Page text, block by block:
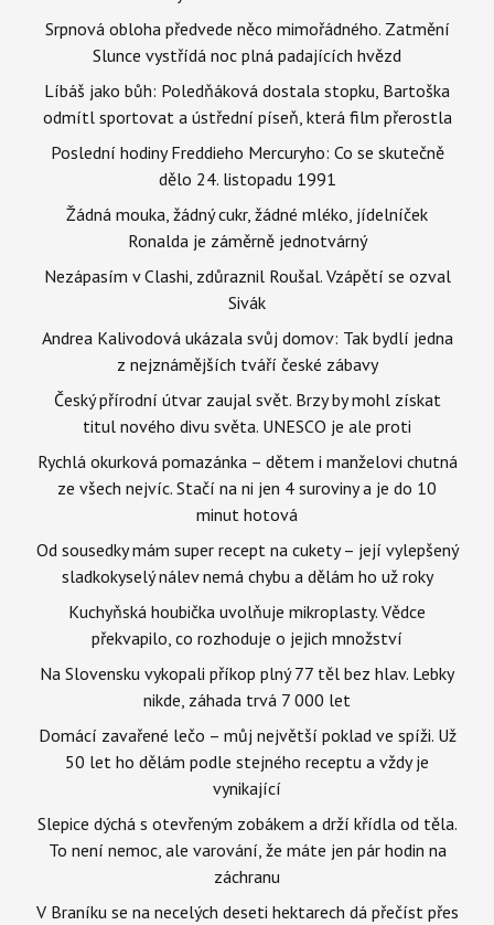
Srpnová obloha předvede něco mimořádného. Zatmění
Slunce vystřídá noc plná padajících hvězd
Líbáš jako bůh: Poledňáková dostala stopku, Bartoška
odmítl sportovat a ústřední píseň, která film přerostla
Poslední hodiny Freddieho Mercuryho: Co se skutečně
dělo 24. listopadu 1991
Žádná mouka, žádný cukr, žádné mléko, jídelníček
Ronalda je záměrně jednotvárný
Nezápasím v Clashi, zdůraznil Roušal. Vzápětí se ozval
Sivák
Andrea Kalivodová ukázala svůj domov: Tak bydlí jedna
z nejznámějších tváří české zábavy
Český přírodní útvar zaujal svět. Brzy by mohl získat
titul nového divu světa. UNESCO je ale proti
Rychlá okurková pomazánka – dětem i manželovi chutná
ze všech nejvíc. Stačí na ni jen 4 suroviny a je do 10
minut hotová
Od sousedky mám super recept na cukety – její vylepšený
sladkokyselý nálev nemá chybu a dělám ho už roky
Kuchyňská houbička uvolňuje mikroplasty. Vědce
překvapilo, co rozhoduje o jejich množství
Na Slovensku vykopali příkop plný 77 těl bez hlav. Lebky
nikde, záhada trvá 7 000 let
Domácí zavařené lečo – můj největší poklad ve spíži. Už
50 let ho dělám podle stejného receptu a vždy je
vynikající
Slepice dýchá s otevřeným zobákem a drží křídla od těla.
To není nemoc, ale varování, že máte jen pár hodin na
záchranu
V Braníku se na necelých deseti hektarech dá přečíst přes